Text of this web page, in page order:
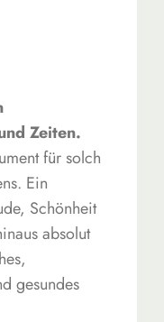
Zeiten.
für solch
Ein
Schönheit
absolut
gesundes